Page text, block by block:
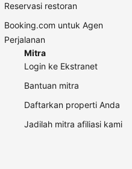
Reservasi restoran
Booking.com untuk Agen
Perjalanan
Mitra
Login ke Ekstranet
Bantuan mitra
Daftarkan properti Anda
Jadilah mitra afiliasi kami